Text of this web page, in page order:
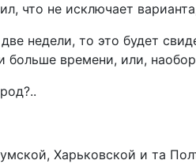
что не исключает
недели, то это будет
времени, или,
Харьковской и та